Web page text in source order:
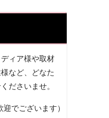
ィア様や取材
など、どなた
ださいませ。
でございます）